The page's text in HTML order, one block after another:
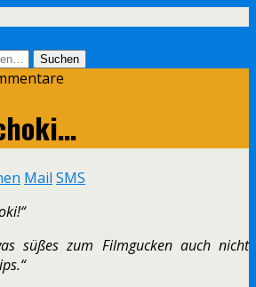
Mail SMS
süßes zum Filmgucken auch nicht